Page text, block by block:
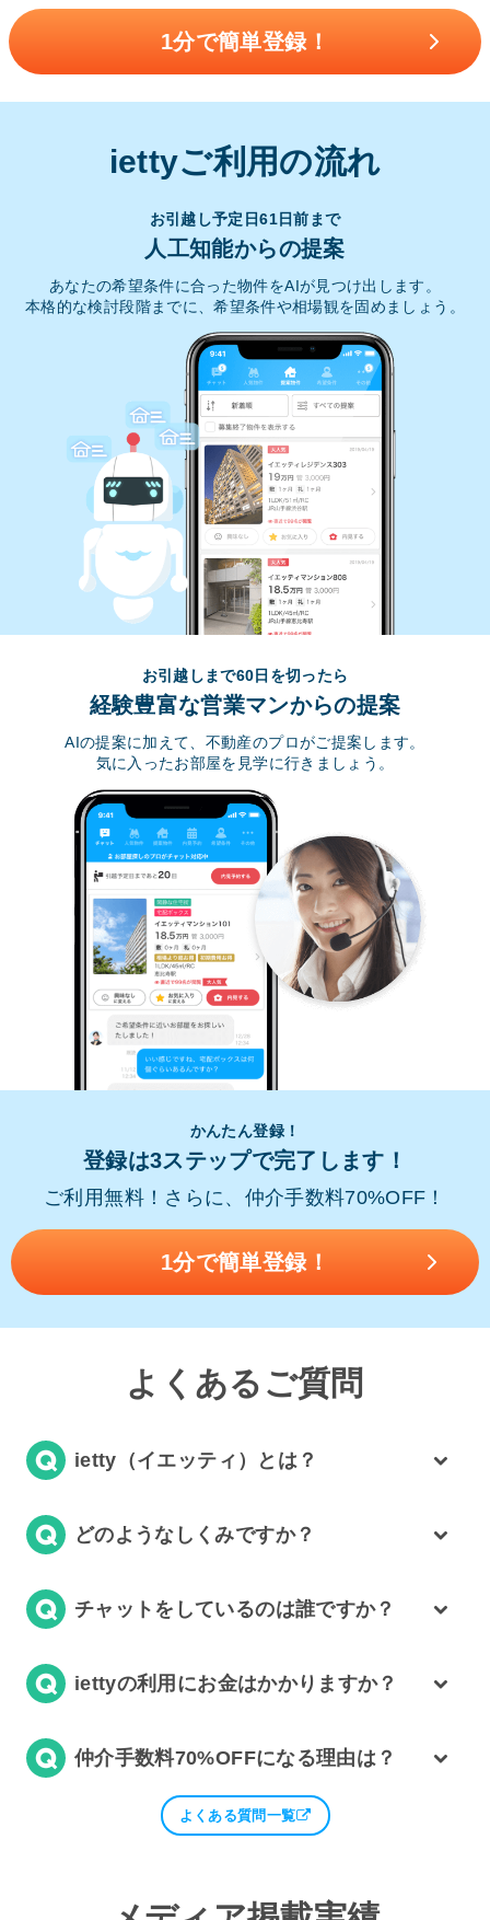
1分で簡単登録！
iettyご利用の流れ
お引越し予定日61日前まで
人工知能からの提案
あなたの希望条件に合った物件をAIが見つけ出します。
本格的な検討段階までに、希望条件や相場観を固めましょう。
お引越しまで60日を切ったら
経験豊富な営業マンからの提案
AIの提案に加えて、不動産のプロがご提案します。
気に入ったお部屋を見学に行きましょう。
かんたん登録！
登録は3ステップで完了します！
ご利用無料！さらに、仲介手数料70%OFF！
1分で簡単登録！
よくあるご質問
ietty（イエッティ）とは？
どのようなしくみですか？
チャットをしているのは誰ですか？
iettyの利用にお金はかかりますか？
仲介手数料70%OFFになる理由は？
よくある質問一覧